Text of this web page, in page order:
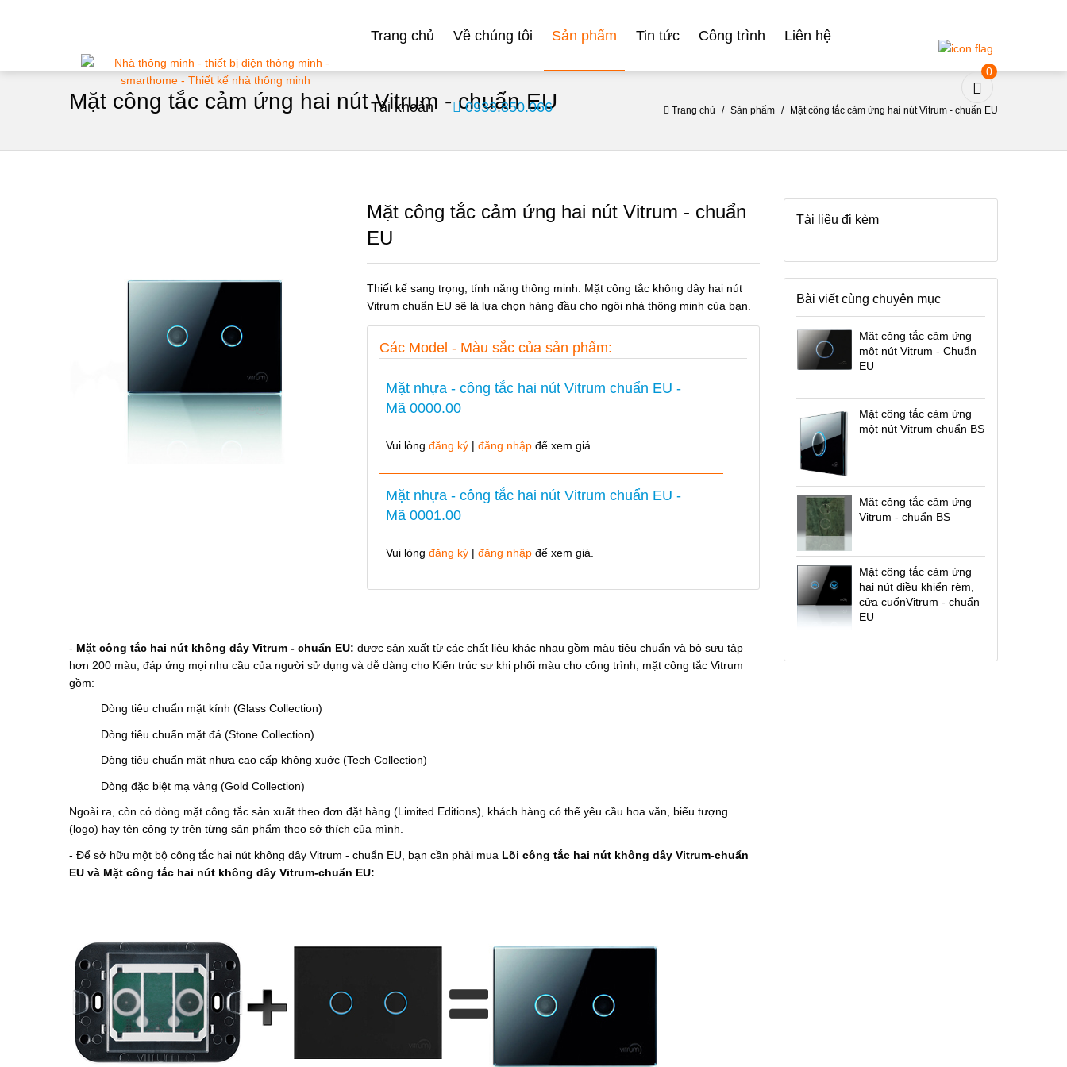
Trang chủ Về chúng tôi Sản phẩm Tin tức Công trình Liên hệ
Tài khoản 0933.850.066
0
Mặt công tắc cảm ứng hai nút Vitrum - chuẩn EU Trang chủ / Sản phẩm / Mặt công tắc cảm ứng hai nút Vitrum - chuẩn EU
Mặt công tắc cảm ứng hai nút Vitrum - chuẩn
EU
Thiết kế sang trọng, tính năng thông minh. Mặt công tắc không dây hai nút
Vitrum chuẩn EU sẽ là lựa chọn hàng đầu cho ngôi nhà thông minh của bạn.
Các Model - Màu sắc của sản phẩm:
Mặt nhựa - công tắc hai nút Vitrum chuẩn EU -
Mã 0000.00
Vui lòng đăng ký | đăng nhập để xem giá.
Mặt nhựa - công tắc hai nút Vitrum chuẩn EU -
Mã 0001.00
Vui lòng đăng ký | đăng nhập để xem giá.
Vui lòng đăng ký đăng nhậpđể xem giá.
Vui lòng
Mặt đá - công tắc hai nút Vitrum chuẩn EU - Mã
11ES2000.99995.00
11ES2000.99996.00
để xem giá.
Mặt đá - công tắc hai nút Vitrum chuẩn EU - Mã
- Mặt công tắc hai nút không dây Vitrum - chuẩn EU: được sản xuất từ các chất liệu khác nhau gồm màu tiêu chuẩn và bộ sưu tập
hơn 200 màu, đáp ứng mọi nhu cầu của người sử dụng và dễ dàng cho Kiến trúc sư khi phối màu cho công trình, mặt công tắc Vitrum
gồm:
Dòng tiêu chuẩn mặt kính (Glass Collection)
Dòng tiêu chuẩn mặt đá (Stone Collection)
Dòng tiêu chuẩn mặt nhựa cao cấp không xuớc (Tech Collection)
Dòng đặc biệt mạ vàng (Gold Collection)
Ngoài ra, còn có dòng mặt công tắc sản xuất theo đơn đặt hàng (Limited Editions), khách hàng có thể yêu cầu hoa văn, biểu tượng
(logo) hay tên công ty trên từng sản phẩm theo sở thích của mình.
- Để sở hữu một bộ công tắc hai nút không dây Vitrum - chuẩn EU, bạn cần phải mua Lõi công tắc hai nút không dây Vitrum-chuẩn
EU và Mặt công tắc hai nút không dây Vitrum-chuẩn EU:
Tài liệu đi kèm
Bài viết cùng chuyên mục
Mặt công tắc cảm ứng
một nút Vitrum - Chuẩn
EU
Mặt công tắc cảm ứng
một nút Vitrum chuẩn BS
Mặt công tắc cảm ứng
Vitrum - chuẩn BS
Mặt công tắc cảm ứng
hai nút điều khiển rèm,
cửa cuốnVitrum - chuẩn
EU